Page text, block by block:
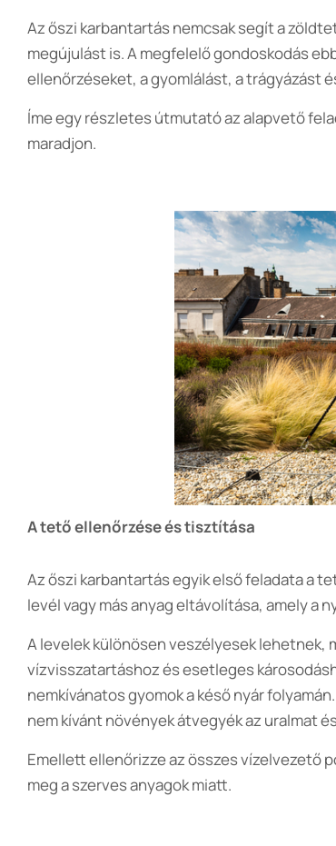
Az őszi karbantartás nemcsak segít a
megújulást is. A megfelelő gondoskodás
ellenőrzéseket, a gyomlálást, a trágyázást
Íme egy részletes útmutató az alapvető
maradjon.
A tető ellenőrzése és tisztítása
Az őszi karbantartás egyik első feladata a
levél vagy más anyag eltávolítása, amely a
A levelek különösen veszélyesek
vízvisszatartáshoz és esetleges
nemkívánatos gyomok a késő nyár
nem kívánt növények átvegyék az uralmat
Emellett ellenőrizze az összes vízelvezető
meg a szerves anyagok miatt.